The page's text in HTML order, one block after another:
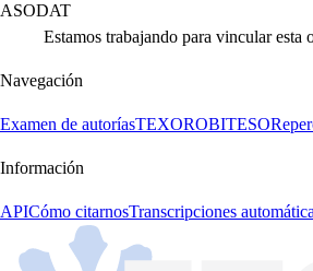
ASODAT
Estamos trabajando para vincular esta
Navegación
Examen de autoríasTEXOROBITESO
Información
APICómo citarnosTranscripciones